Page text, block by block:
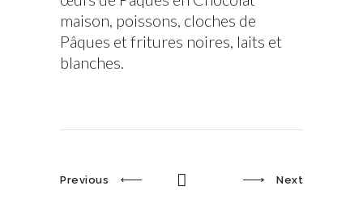
maison, poissons, cloches de
Pâques et fritures noires, laits et
blanches.
Previous Next